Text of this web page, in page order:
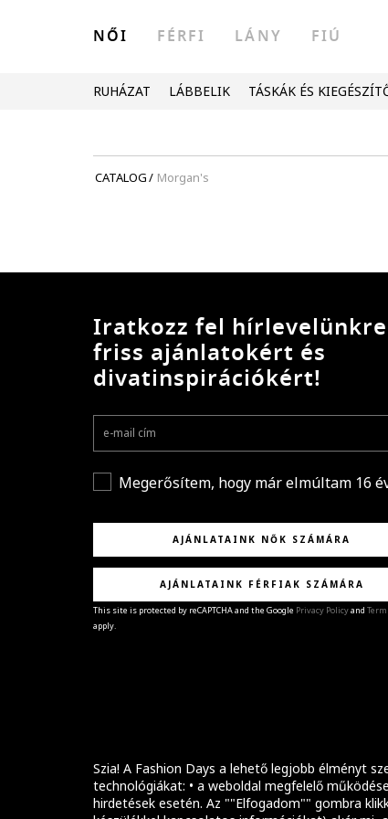
Szia! A Fashion Days a lehető legjobb élményt
technológiákat: • a weboldal megfelelő
hirdetések esetén. Az ""Elfogadom"" gombra
NŐI FÉRFI LÁNY FIÚ
RUHÁZAT LÁBBELIK TÁSKÁK ÉS
CATALOG/ Morgan's
Iratkozz fel hírlevelünkre
friss ajánlatokért és
divatinspirációkért!
Megerősítem, hogy már elmúltam 16
AJÁNLATAINK NŐK SZÁMÁRA
AJÁNLATAINK FÉRFIAK SZÁMÁRA
This site is protected by reCAPTCHA and the Google Privacy Policyand
apply.